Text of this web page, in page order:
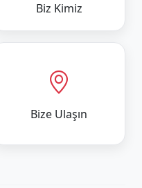
Biz Kimiz
Bize Ulaşın